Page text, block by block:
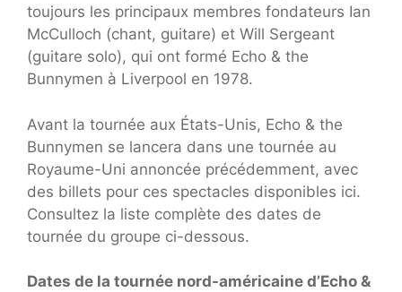
toujours les principaux membres fondateurs Ian
McCulloch (chant, guitare) et Will Sergeant
(guitare solo), qui ont formé Echo & the
Bunnymen à Liverpool en 1978.
Avant la tournée aux États-Unis, Echo & the
Bunnymen se lancera dans une tournée au
Royaume-Uni annoncée précédemment, avec
des billets pour ces spectacles disponibles ici.
Consultez la liste complète des dates de
tournée du groupe ci-dessous.
Dates de la tournée nord-américaine d’Echo &